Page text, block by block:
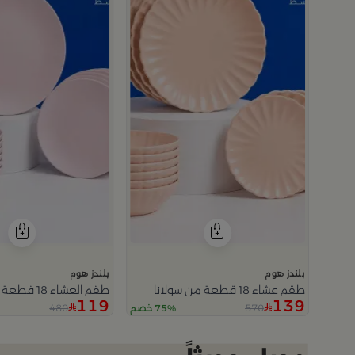
بلندز هوم
طقم عشاء 18 قطعة من سولانا
139
570 75% خصم
بلندز هوم
طقم العشاء 18 قطعة من سولانا
119
480